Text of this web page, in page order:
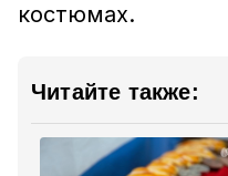
костюмах.
Читайте также: